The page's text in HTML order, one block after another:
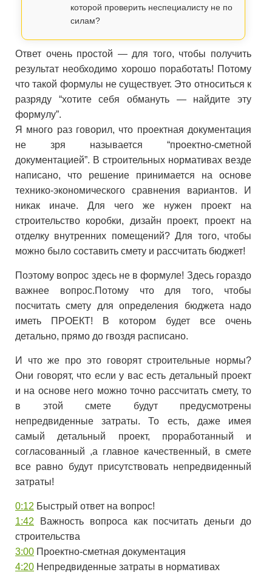
которой проверить неспециалисту не по
силам?
Ответ очень простой — для того, чтобы получить
результат необходимо хорошо поработать! Потому
что такой формулы не существует. Это относиться к
разряду “хотите себя обмануть — найдите эту
формулу”.
Я много раз говорил, что проектная документация
не зря называется “проектно-сметной
документацией”. В строительных нормативах везде
написано, что решение принимается на основе
технико-экономического сравнения вариантов. И
никак иначе. Для чего же нужен проект на
строительство коробки, дизайн проект, проект на
отделку внутренних помещений? Для того, чтобы
можно было составить смету и рассчитать бюджет!
Поэтому вопрос здесь не в формуле! Здесь гораздо
важнее вопрос.Потому что для того, чтобы
посчитать смету для определения бюджета надо
иметь ПРОЕКТ! В котором будет все очень
детально, прямо до гвоздя расписано.
И что же про это говорят строительные нормы?
Они говорят, что если у вас есть детальный проект
и на основе него можно точно рассчитать смету, то
в этой смете будут предусмотрены
непредвиденные затраты. То есть, даже имея
самый детальный проект, проработанный и
согласованный ,а главное качественный, в смете
все равно будут присутствовать непредвиденный
затраты!
0:12 Быстрый ответ на вопрос!
1:42 Важность вопроса как посчитать деньги до
строительства
3:00 Проектно-сметная документация
4:20 Непредвиденные затраты в нормативах